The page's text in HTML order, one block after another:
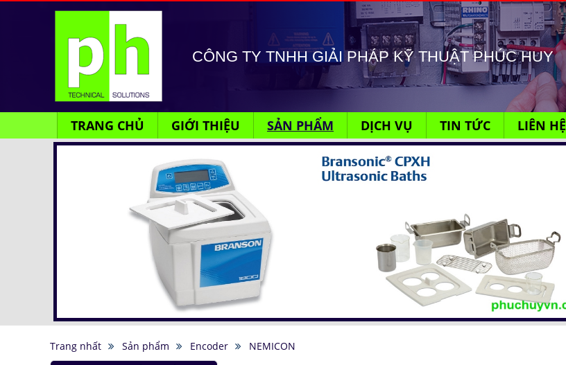
CÔNG TY TNHH GIẢI PHÁP KỸ THUẬT PHÚC HUY
TRANG CHỦ GIỚI THIỆU SẢN PHẨM DỊCH VỤ TIN TỨC LIÊN HỆ
Trang nhất Sản phẩm Encoder NEMICON